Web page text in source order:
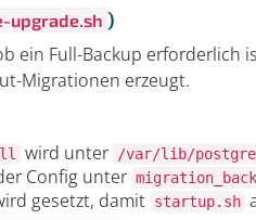
upgrade.sh )
ein Full-Backup erforderlich
Migrationen erzeugt.
wird unter /var/lib/
Config unter
gesetzt, damit startup.sh